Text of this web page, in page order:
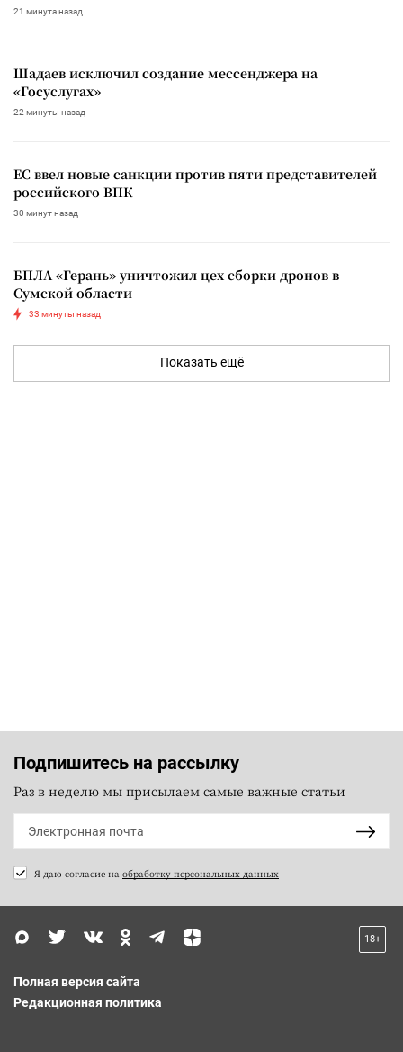
21 минута назад
Шадаев исключил создание мессенджера на
«Госуслугах»
22 минуты назад
ЕС ввел новые санкции против пяти представителей
российского ВПК
30 минут назад
БПЛА «Герань» уничтожил цех сборки дронов в
Сумской области
33 минуты назад
Показать ещё
Подпишитесь на рассылку
Раз в неделю мы присылаем самые важные статьи
Я даю согласие на обработку персональных данных
18+
Полная версия сайта
Редакционная политика